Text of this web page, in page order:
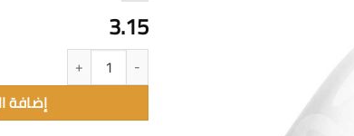
3.15
كمية الجزيرة دجاج مجمد /1.4كغ
إضافة